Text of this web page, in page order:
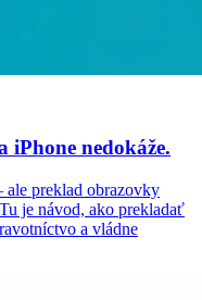
iPhone nedokáže.
preklad obrazovky
je návod, ako prekladať
a vládne